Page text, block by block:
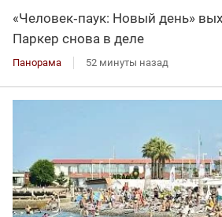
«Человек‑паук: Новый день»
Паркер снова в деле
Панорама 52 минуты назад